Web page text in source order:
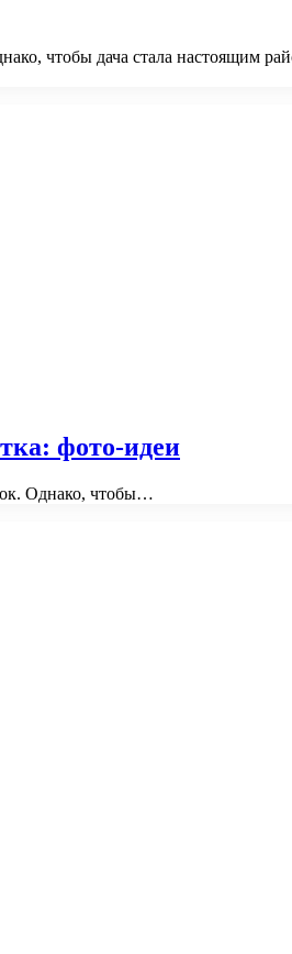
чтобы дача стала настоящим
фото-идеи
Однако, чтобы…